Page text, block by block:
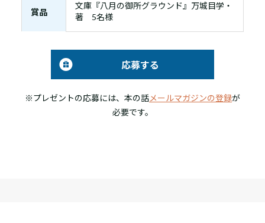
賞品
文庫『八月の御所グラウンド』万城目学・
著 5名様
応募する
※プレゼントの応募には、本の話メールマガジンの登録が
必要です。